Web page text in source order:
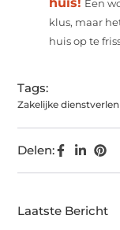
Een
klus, maar
huis op te
Tags:
Zakelijke
Delen:
Laatste Bericht